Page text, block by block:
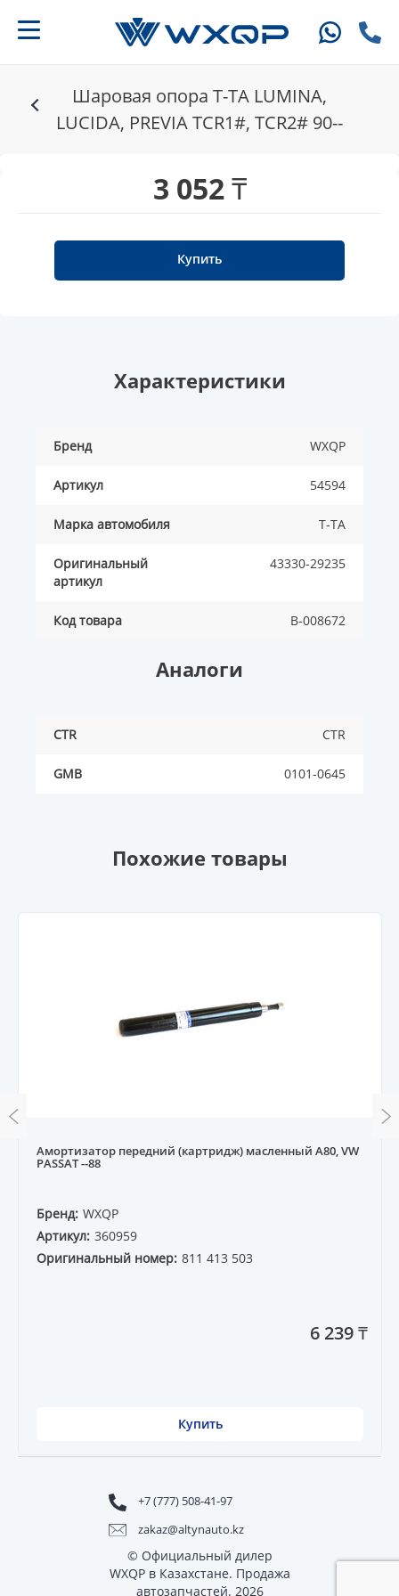
Шаровая опора T-TA LUMINA,
LUCIDA, PREVIA TCR1#, TCR2# 90--
3 052 ₸
Купить
Характеристики
Бренд WXQP
Артикул 54594
Марка автомобиля T-TA
Оригинальный
артикул
43330-29235
Код товара B-008672
Аналоги
CTR CTR
GMB 0101-0645
Похожие товары
Амортизатор передний (картридж) масленный A80, VW
PASSAT --88
Бренд: WXQP
Артикул: 360959
Оригинальный номер: 811 413 503
6 239 ₸
Купить
+7 (777) 508-41-97
zakaz@altynauto.kz
© Официальный дилер
WXQP в Казахстане. Продажа
автозапчастей. 2026